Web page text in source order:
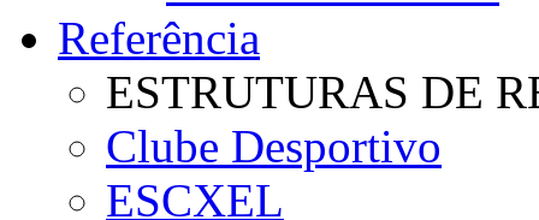
Referência
ESTRUTURAS DE
Clube Desportivo
ESCXEL